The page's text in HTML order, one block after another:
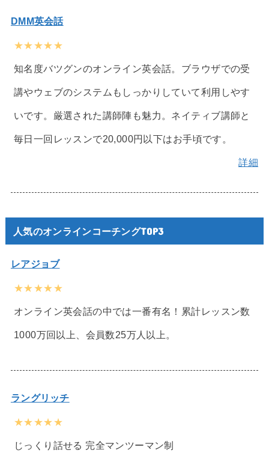
DMM英会話
★★★★★
知名度バツグンのオンライン英会話。ブラウザでの受
講やウェブのシステムもしっかりしていて利用しやす
いです。厳選された講師陣も魅力。ネイティブ講師と
毎日一回レッスンで20,000円以下はお手頃です。
詳細
人気のオンラインコーチングTOP3
レアジョブ
★★★★★
オンライン英会話の中では一番有名！累計レッスン数
1000万回以上、会員数25万人以上。
ラングリッチ
★★★★★
じっくり話せる 完全マンツーマン制